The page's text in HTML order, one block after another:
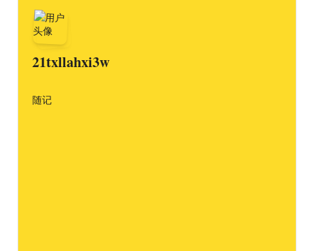
写作、编程与思考，对我来说本质上是同一件事——都是
在把模糊的念头变成清晰的世界。
21txllahxi3w
随记